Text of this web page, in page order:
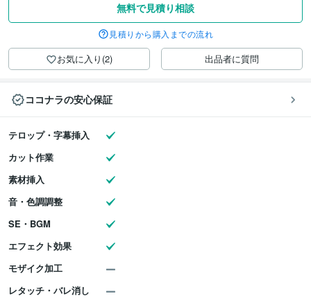
無料で見積り相談
見積りから購入までの流れ
お気に入り(2) 出品者に質問
ココナラの安心保証
テロップ・字幕挿入
カット作業
素材挿入
音・色調調整
SE・BGM
エフェクト効果
モザイク加工
レタッチ・バレ消し